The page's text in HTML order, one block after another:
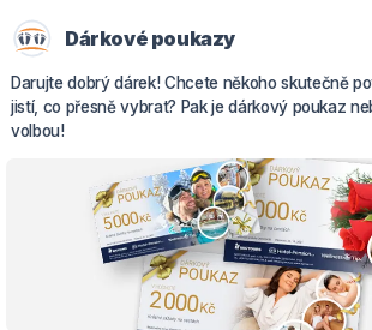
Dárkové poukazy
Darujte dobrý dárek! Chcete někoho skutečně
jistí, co přesně vybrat? Pak je dárkový poukaz
volbou!